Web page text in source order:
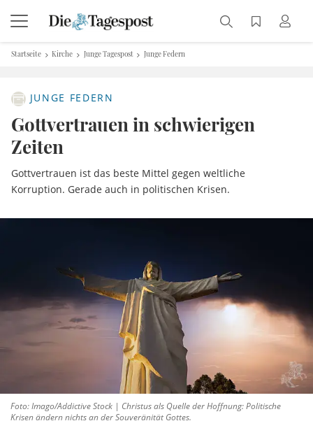
Startseite Kirche Junge Tagespost Junge Federn
JUNGE FEDERN
Gottvertrauen in schwierigen
Zeiten
Gottvertrauen ist das beste Mittel gegen weltliche
Korruption. Gerade auch in politischen Krisen.
Foto: Imago/Addictive Stock | Christus als Quelle der Hoffnung: Politische
Krisen ändern nichts an der Souveränität Gottes.